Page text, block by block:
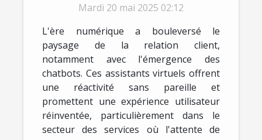
le secteur des services
Mardi 20 mai 2025 02:12
L'ère numérique a bouleversé le
paysage de la relation client,
notamment avec l'émergence des
chatbots. Ces assistants virtuels offrent
une réactivité sans pareille et
promettent une expérience utilisateur
réinventée, particulièrement dans le
secteur des services où l'attente de